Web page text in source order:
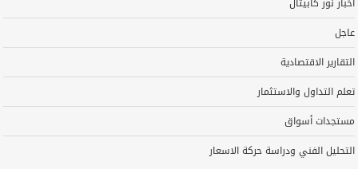
عاجل
التقارير الاقتصادية
تعلم التداول والاستثمار
مستجدات أسواق
التحليل الفني ودراسة حركة الاسعار